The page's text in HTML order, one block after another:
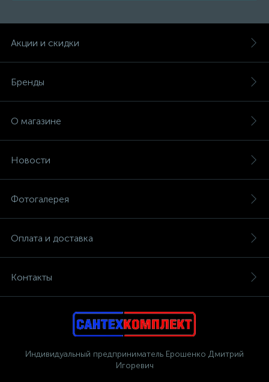
Акции и скидки
Бренды
О магазине
Новости
Фотогалерея
Оплата и доставка
Контакты
Индивидуальный предприниматель Ерошенко Дмитрий
Игоревич